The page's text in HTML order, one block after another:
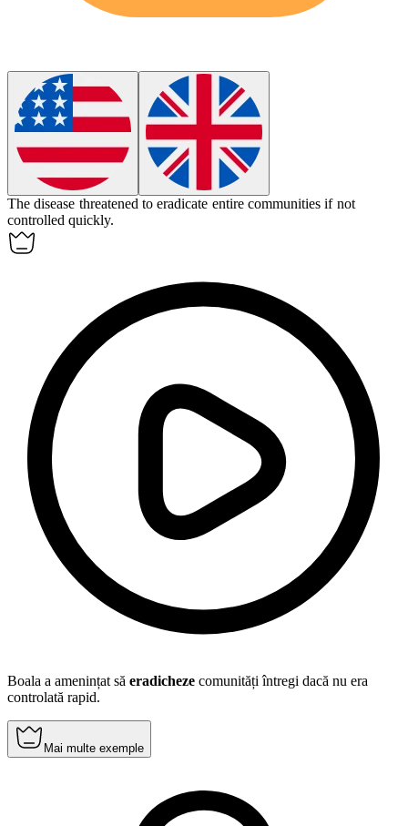
The disease threatened toeradicate entire communities if not
controlled quickly.
Boala a amenințat să eradicheze comunități întregi dacă nu era
controlată rapid.
Mai multe exemple